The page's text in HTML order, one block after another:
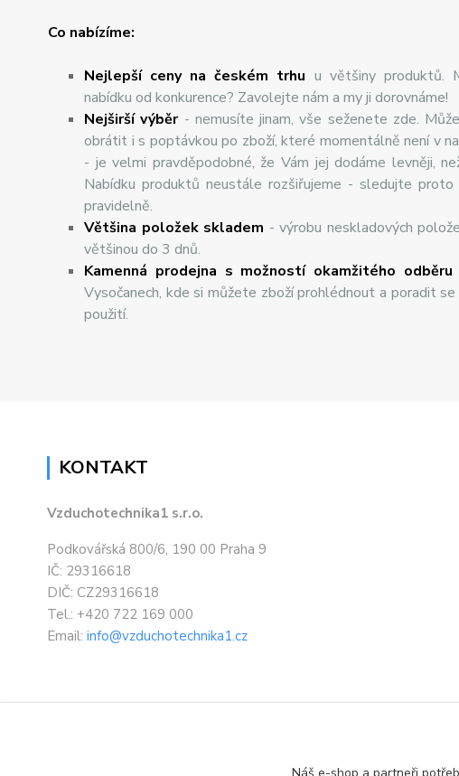
Co nabízíme:
Nejlepší ceny na českém trhu u většiny produktů.
nabídku od konkurence? Zavolejte nám a my ji dorovnáme!
Nejširšívýběr- nemusíte jinam, vše seženete zde.
obrátit i s poptávkou po zboží, které momentálně není v
- je velmi pravděpodobné, že Vám jej dodáme levněji,
Nabídku produktů neustále rozšiřujeme - sledujte proto
pravidelně.
Většina položek skladem - výrobu neskladových
většinou do 3 dnů.
Kamenná prodejna s možností okamžitého odběru
Vysočanech, kde si můžete zboží prohlédnout a poradit se
použití.
KONTAKT
Vzduchotechnika1 s.r.o.
Podkovářská 800/6, 190 00 Praha 9
IČ: 29316618
DIČ: CZ29316618
Tel.: +420 722 169 000
Email: info@vzduchotechnika1.cz